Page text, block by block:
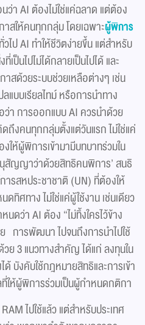
ว่า AI ต้องไม่ใช่แค่ฉลาด แต่ต้อง
สให้คนทุกกลุ่ม โดยเฉพาะผู้พิการ
ไป AI ทำให้ชีวิตง่ายขึ้น แต่สำหรับ
ป็นไปไม่ได้กลายเป็นไปได้ และ
สด้วยระบบช่วยเหลือต่างๆ เช่น
แบบเรียลไทม์ หรือการนำทาง
ว่า การออกแบบ AI ควรนำด้วย
งคนทุกกลุ่มตั้งแต่วันแรก ไม่ใช่แค่
ให้ผู้พิการเข้ามามีบทบาทร่วมใน
ญญาว่าด้วยสิทธิคนพิการ’ สนธิ
รสหประชาชาติ (UN) ที่ต้องให้
ทิศทาง ไม่ใช่แค่ผู้ใช้งาน เช่นเดียว
ดว่า AI ต้อง “ไม่ทิ้งใครไว้ข้าง
การพัฒนา ไปจนถึงการนำไปใช้
ย 3 แนวทางสำคัญ ได้แก่ ลงทุนใน
บังคับใช้กฎหมายสิทธิและการเข้า
ให้ผู้พิการร่วมเป็นผู้กำหนดกติกา
ไปใช้แล้ว แต่สำหรับประเทศ